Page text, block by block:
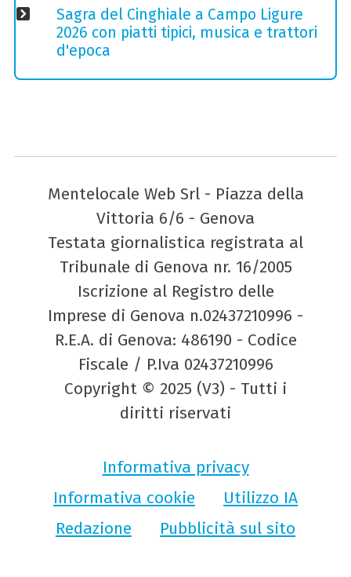
Sagra del Cinghiale a Campo Ligure
2026 con piatti tipici, musica e trattori
d'epoca
Mentelocale Web Srl - Piazza della
Vittoria 6/6 - Genova
Testata giornalistica registrata al
Tribunale di Genova nr. 16/2005
Iscrizione al Registro delle
Imprese di Genova n.02437210996 -
R.E.A. di Genova: 486190 - Codice
Fiscale / P.Iva 02437210996
Copyright © 2025 (V3) - Tutti i
diritti riservati
Informativa privacy
Informativa cookie
Utilizzo IA
Redazione
Pubblicità sul sito